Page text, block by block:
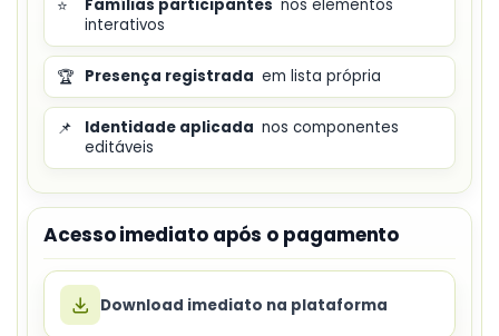
⭐ Famílias participantes nos elementos
interativos
🏆 Presença registrada em lista própria
📌 Identidade aplicada nos componentes
editáveis
Acesso imediato após o pagamento
Download imediato na plataforma